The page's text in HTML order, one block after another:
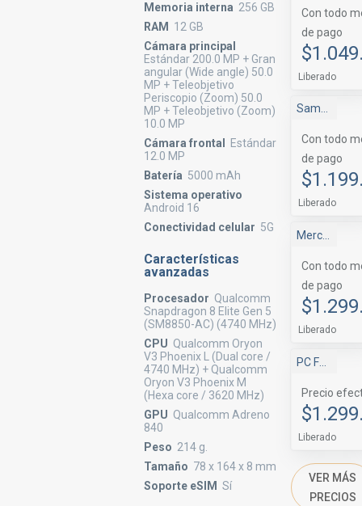
Memoria interna 256 GB
RAM
12 GB
Cámara principal
Estándar 200.0 MP + Gran
angular (Wide angle) 50.0
MP + Teleobjetivo
Periscopio (Zoom) 50.0
MP + Teleobjetivo (Zoom)
10.0 MP
Cámara frontal
Estándar
12.0 MP
Batería 5000 mAh
Sistema operativo
Android 16
Conectividad celular 5G
Características
avanzadas
Procesador Qualcomm
Snapdragon 8 Elite Gen 5
(SM8850-AC) (4740 MHz)
CPU Qualcomm Oryon
V3 Phoenix L (Dual core /
4740 MHz) + Qualcomm
Oryon V3 Phoenix M
(Hexa core / 3620 MHz)
GPU Qualcomm Adreno
840
Peso 214 g.
Tamaño 78 x 164 x 8 mm
Soporte eSIM Sí
Con todo
de pago
Liberado
Con todo
de pago
Liberado
Con todo
de pago
Liberado
Precio
Liberado
VER MÁS
PRECIOS